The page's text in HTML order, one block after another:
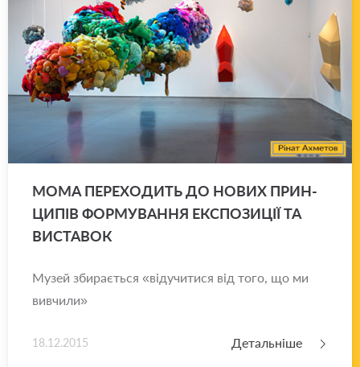
MOMA ПЕ­РЕ­ХО­ДИТЬ ДО НОВИХ ПРИН­
ЦИ­ПІВ ФОР­МУ­ВА­Н­НЯ ЕКС­ПО­ЗИ­ЦІЇ ТА
ВИ­СТА­ВОК
Музей збирається «відучитися від того, що ми
вивчили»
18.12.2015 Детальніше